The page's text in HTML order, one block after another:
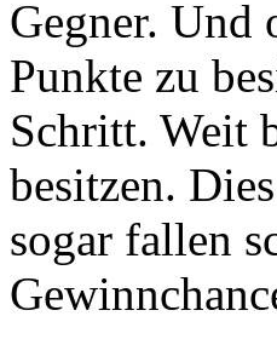
Gegner. Und
Punkte zu
Schritt. Weit
besitzen.
sogar fallen